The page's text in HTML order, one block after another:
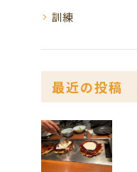
訓練
最近の投稿